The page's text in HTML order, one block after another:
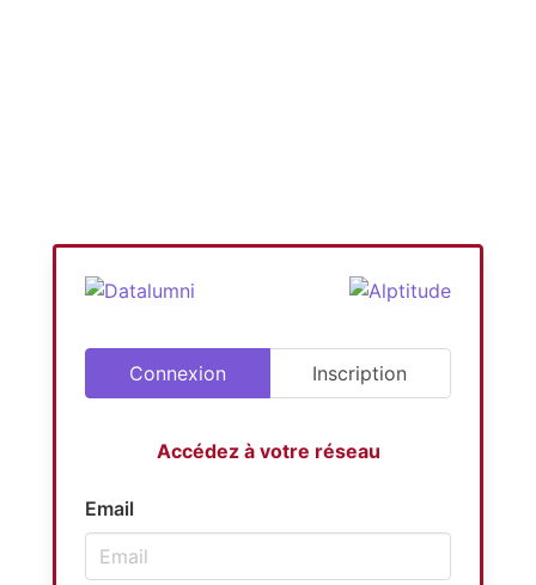
Connexion Inscription
Accédez à votre réseau
Email